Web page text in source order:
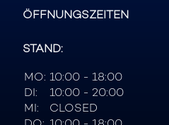
ÖFFNUNGSZEITEN
STAND:
MO: 10:00 - 18:00
DI:
10:00 - 20:00
MI:
CLOSED